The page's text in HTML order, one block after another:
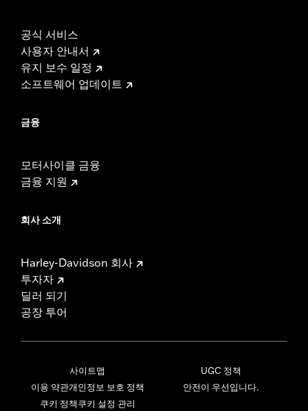
공식 서비스
사용자 안내서
유지 보수 일정
소프트웨어 업데이트
금융
모터사이클 금융
금융 지원
회사 소개
Harley-Davidson 회사
투자자
딜러 되기
공장 투어
사이트맵
이용 약관개인정보 보호 정책
쿠키 정책쿠키 설정 관리
UGC 정책
안전이 우선입니다.